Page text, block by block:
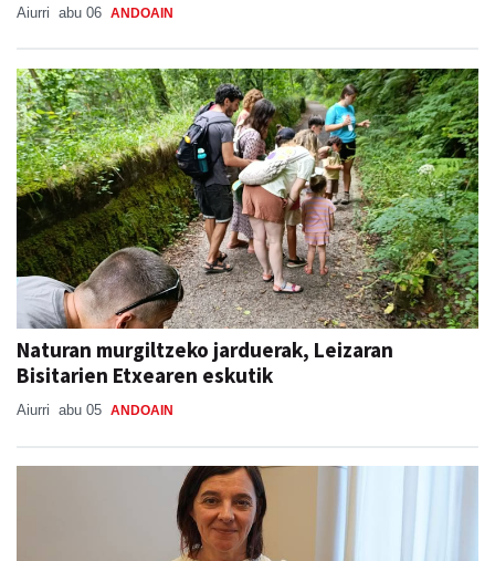
Aiurri abu 06 ANDOAIN
Naturan murgiltzeko jarduerak, Leizaran
Bisitarien Etxearen eskutik
Aiurri abu 05 ANDOAIN